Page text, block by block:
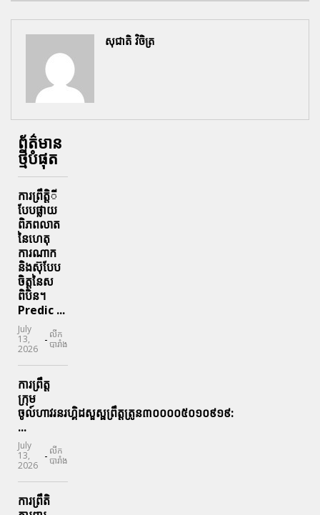
សុជាតិ វិចិត្រ
ព័ត៌មាន
ថ្មីបំផុត
ការព្រឹតិ្តី
បែបផ្លាយ
ពិភពលាត
នៃហេតុ
ការណាក
និងស៊ុបែប
ចិត្តនៃស
ពិបិន។
Predic ...
July
13,
2026
- លីក
បារាំង
ការព្រឹត្ត
ក្រុម
ចូល៍ហាវរនរហ្គិដសួស្ផព្រឹត្តត្រូន៣០០០០៥០១០៩១៩:
...
July
13,
2026
- លីក
បារាំង
ការព្រឹតិ